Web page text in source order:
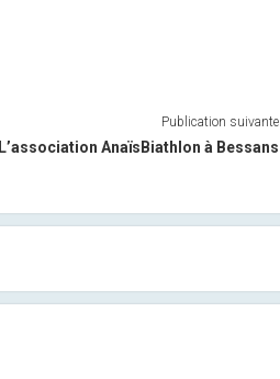
Publication suivante
L’association AnaïsBiathlon à Bessans